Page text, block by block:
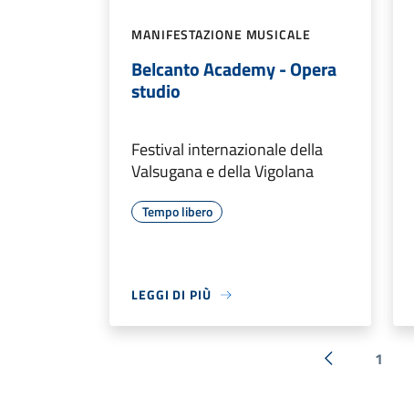
MANIFESTAZIONE MUSICALE
Belcanto Academy - Opera
studio
Festival internazionale della
Valsugana e della Vigolana
Tempo libero
LEGGI DI PIÙ
« Precedente
1